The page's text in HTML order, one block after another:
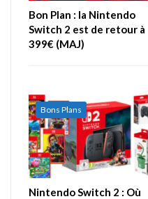
Bon Plan : la Nintendo
Switch 2 est de retour à
399€ (MAJ)
Bons Plans
Nintendo Switch 2 : Où